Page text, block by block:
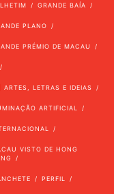
GRANDE BAÍA
PLANO
PRÉMIO DE MACAU
ARTES, LETRAS E IDEIAS
ARTIFICIAL
VISTO DE HONG
PERFIL